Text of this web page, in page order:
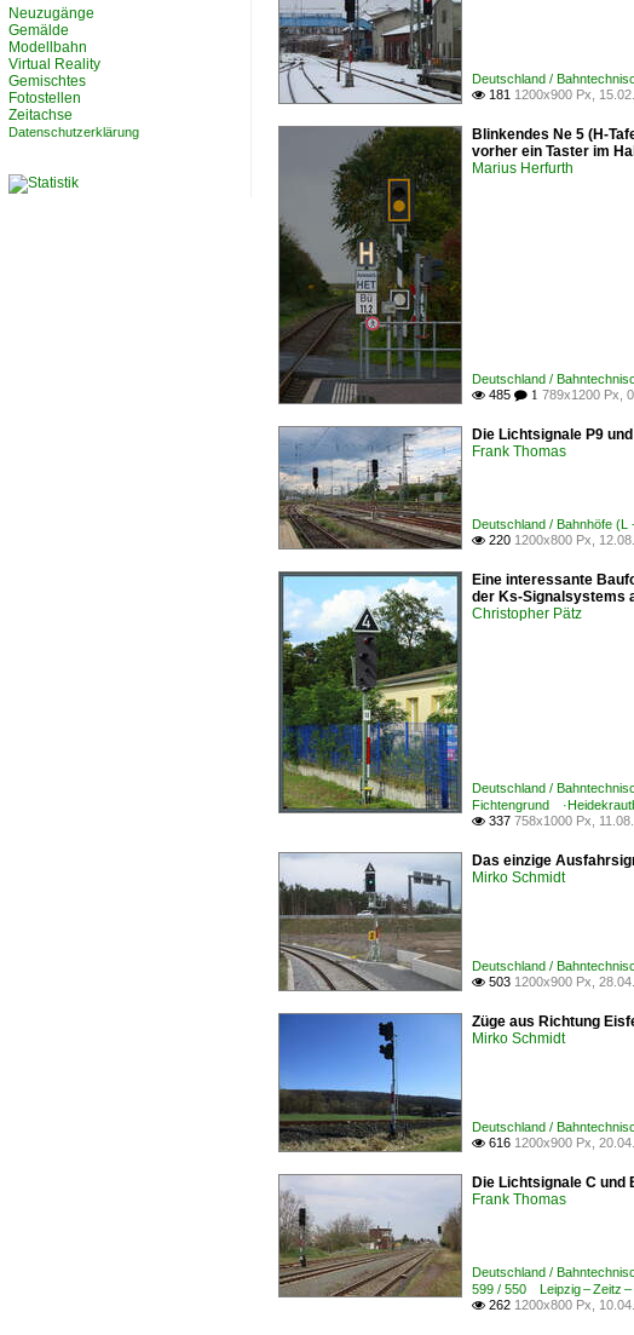
Deutschland /
 181 1200x900 Px,
Blinkendes Ne 5 (H-
vorher ein Taster im
Marius Herfurth
Deutschland /
 485  1 789x1200 Px,
Die Lichtsignale P9
Frank Thomas
Deutschland / Bahnhöfe
 220 1200x800 Px,
Eine interessante
der Ks-Signalsystems
Christopher Pätz
Deutschland /
Fichtengrund
 337 758x1000 Px,
Das einzige
Mirko Schmidt
Deutschland /
 503 1200x900 Px,
Züge aus Richtung
Mirko Schmidt
Deutschland /
 616 1200x900 Px,
Die Lichtsignale C und
Frank Thomas
Deutschland /
599 / 550 Leipzig – Zeitz –
 262 1200x800 Px,
Neuzugänge
Gemälde
Modellbahn
Virtual Reality
Gemischtes
Fotostellen
Zeitachse
Datenschutzerklärung